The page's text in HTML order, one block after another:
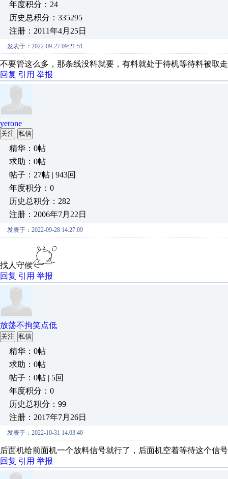
年度积分：24
历史总积分：335295
注册：2011年4月25日
发表于：2022-09-27 09:21:51
不要管这么多，那条线没料就要，有料就处于待机等待料被取走
回复 引用 举报
yerone
关注 私信
精华：0帖
求助：0帖
帖子：27帖 | 943回
年度积分：0
历史总积分：282
注册：2006年7月22日
发表于：2022-09-28 14:27:09
找人守候
回复 引用 举报
放荡不拘笑点低
关注 私信
精华：0帖
求助：0帖
帖子：0帖 | 5回
年度积分：0
历史总积分：99
注册：2017年7月26日
发表于：2022-10-31 14:03:40
后面机给前面机一个放料信号就行了，后面机空着等待这个信
回复 引用 举报